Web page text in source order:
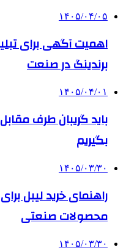
۱۴۰۵/۰۴/۰۵
اهمیت آگهی برای
برندینگ در صنعت
۱۴۰۵/۰۴/۰۱
باید گریبان طرف
بگیریم
۱۴۰۵/۰۳/۳۰
راهنمای خرید لیبل
محصولات صنعتی
۱۴۰۵/۰۳/۳۰